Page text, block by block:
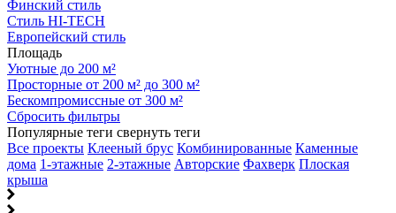
Финский стиль
Стиль HI-TECH
Европейский стиль
Площадь
Уютные до 200 м²
Просторные от 200 м² до 300 м²
Бескомпромиссные от 300 м²
Сбросить фильтры
Популярные теги свернуть теги
Все проекты Клееный брус Комбинированные Каменные
дома 1-этажные 2-этажные Авторские Фахверк Плоская
крыша